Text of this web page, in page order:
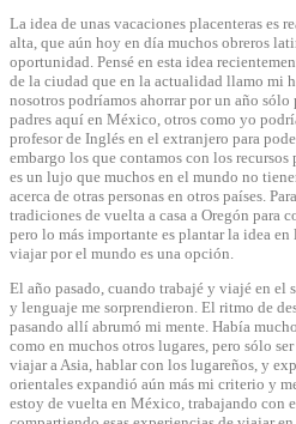
La idea de unas vacaciones placenteras es
alta, que aún hoy en día muchos obreros
oportunidad. Pensé en esta idea
de la ciudad que en la actualidad llamo mi
nosotros podríamos ahorrar por un año
padres aquí en México, otros como yo
profesor de Inglés en el extranjero para
embargo los que contamos con los
es un lujo que muchos en el mundo no
acerca de otras personas en otros países.
tradiciones de vuelta a casa a Oregón para
pero lo más importante es plantar la idea
viajar por el mundo es una opción.
El año pasado, cuando trabajé y viajé en el
y lenguaje me sorprendieron. El ritmo de
pasando allí abrumó mi mente. Había
como en muchos otros lugares, pero sólo
viajar a Asia, hablar con los lugareños, y
orientales expandió aún más mi criterio y
estoy de vuelta en México, trabajando con